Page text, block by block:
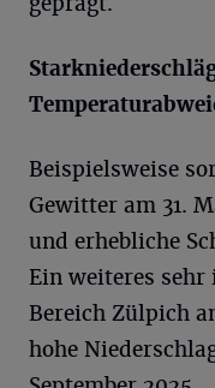
Beispielsweise
Gewitter am 31.
und erhebliche
Ein weiteres
Bereich Zülpich
hohe